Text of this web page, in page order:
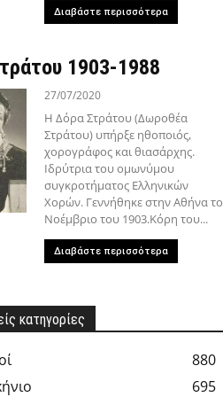
Διαβάστε περισσότερα
1903-1988
27/07/2020
Η Δόρα Στράτου (Δωροθέα
Στράτου) υπήρξε ηθοποιός,
χορογράφος και θιασάρχης.
Ιδρύτρια του ομωνύμου
συγκροτήματος Ελληνικών
Χορών. Γεννήθηκε στην Αθήνα το
Νοέμβριο του 1903.Κόρη του...
Διαβάστε περισσότερα
κατηγορίες
880
695